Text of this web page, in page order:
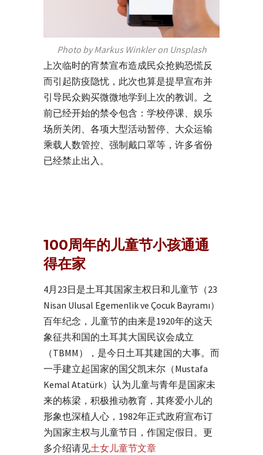
Photo by Markus Winkler on Unsplash
上次临时的宵禁宣布造成民众抢购恐慌反
而引起防疫隐忧，此次也算是提早宣布并
引导民众购买微微地学到上次的教训。之
前已经开始的禁令包含：学校停课、娱乐
场所关闭、各项大型活动暂停、大众运输
乘载人数管控、强制戴口罩等，许多省份
已经禁止出入。
100周年的儿童节小孩通通
得在家
4月23日是土耳其国家主权日和儿童节（23
Nisan Ulusal Egemenlik ve Çocuk Bayramı）
百年纪念，儿童节的由来是1920年的这天
象征共和国的土耳其大国民议会成立
（TBMM），是今日土耳其建国的大事。而
一手建立起国家的国父凯末尔（Mustafa
Kemal Atatürk）认为儿童与青年是国家未
来的栋梁，积极推动教育，其疼爱小儿的
形象也深植人心，1982年正式政府宣布订
为国家主权与儿童节日，作国定假日。更
多介绍请见土女儿童节文章